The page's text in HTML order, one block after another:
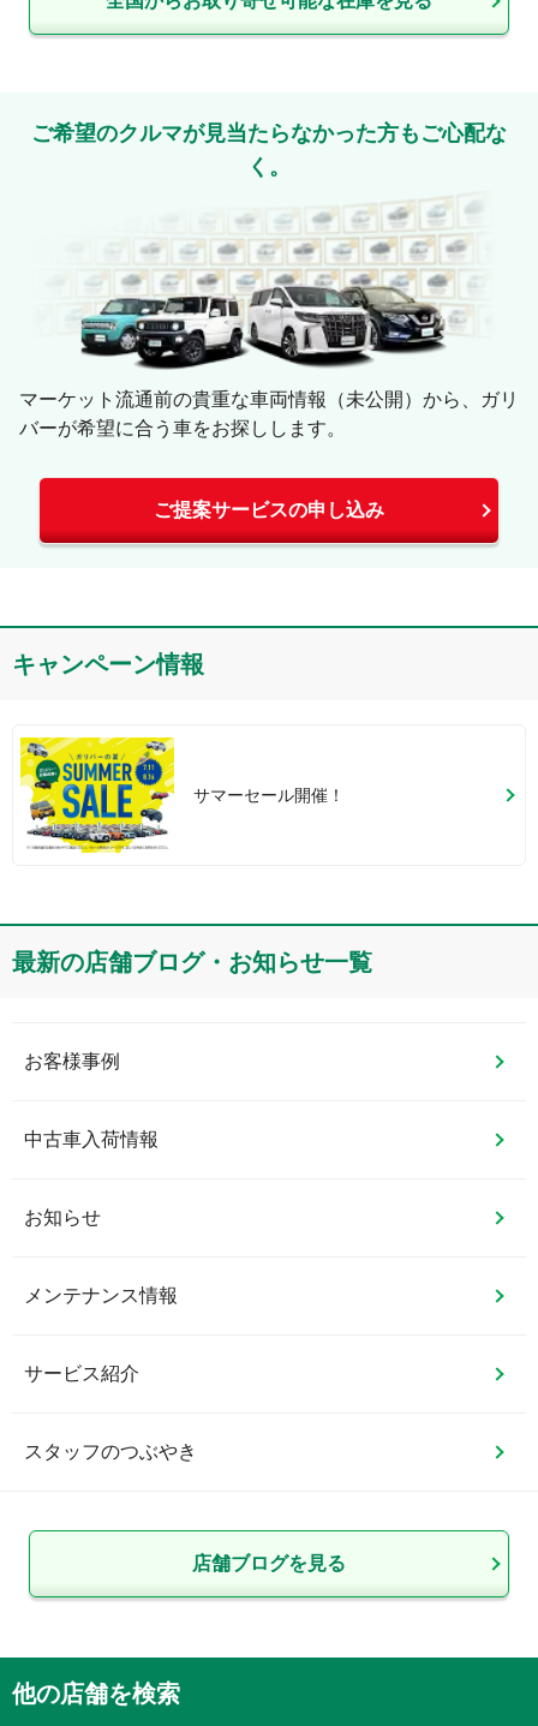
ご希望のクルマが見当たらなかった方もご心配な
く。
マーケット流通前の貴重な車両情報（未公開）から、ガリ
バーが希望に合う車をお探しします。
ご提案サービスの申し込み
キャンペーン情報
サマーセール開催！
最新の店舗ブログ・お知らせ一覧
お客様事例
中古車入荷情報
お知らせ
メンテナンス情報
サービス紹介
スタッフのつぶやき
店舗ブログを見る
他の店舗を検索